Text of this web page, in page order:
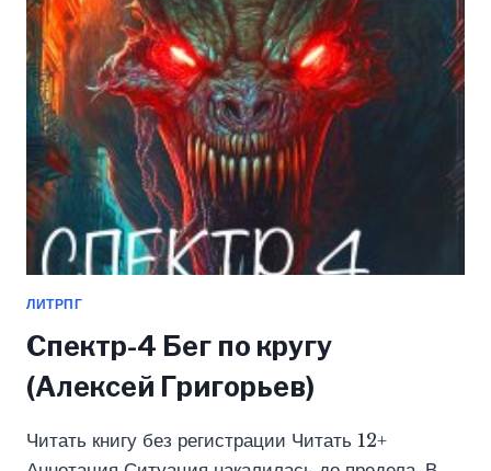
ЛИТРПГ
Спектр-4 Бег по кругу
(Алексей Григорьев)
Читать книгу без регистрации Читать 12+